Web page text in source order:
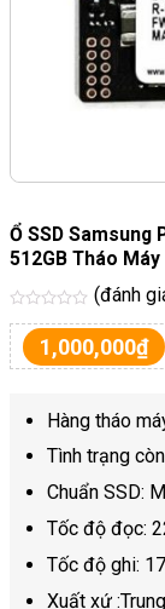
Ổ SSD Samsung
512GB Tháo Máy
Được
xếp
hạng
5
(đánh
1,000,000₫
Hàng tháo
Tình trạng
Chuẩn SSD:
Tốc độ đọc:
Tốc độ ghi:
Xuất xứ